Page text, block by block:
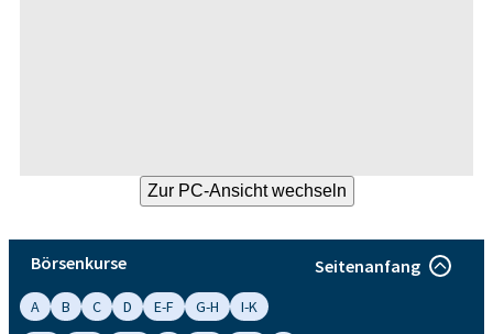
Börsenkurse Seitenanfang
A B C D E-F G-H
I-K